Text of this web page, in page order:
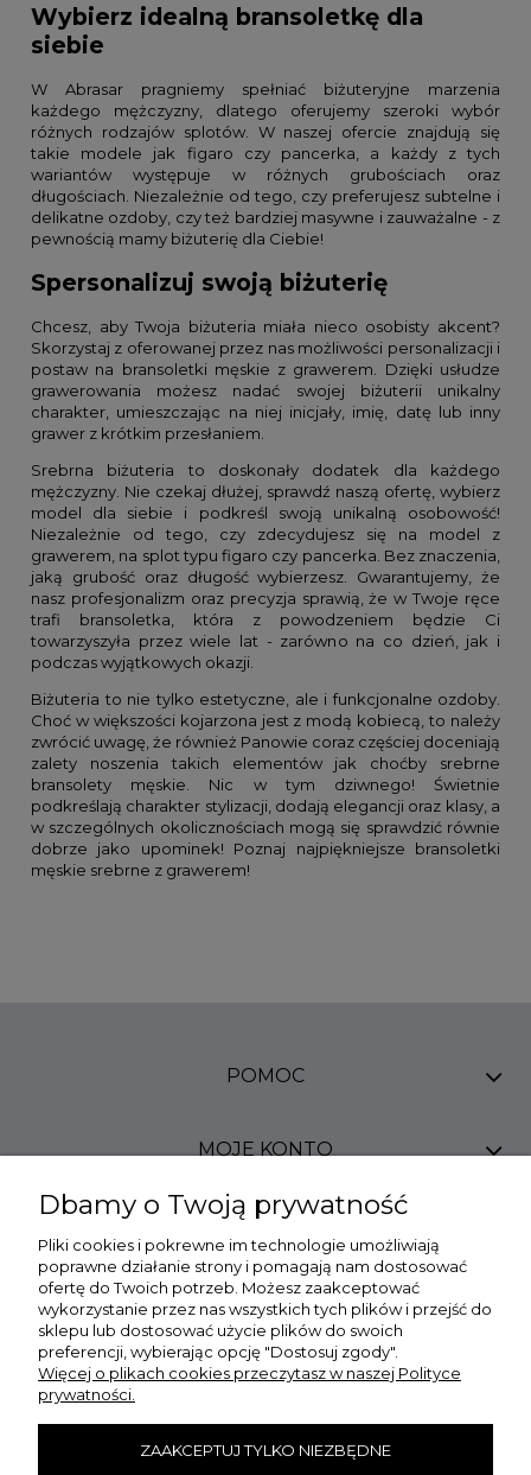
Wybierz idealną bransoletkę dla
siebie
W Abrasar pragniemy spełniać biżuteryjne marzenia
każdego mężczyzny, dlatego oferujemy szeroki wybór
różnych rodzajów splotów. W naszej ofercie znajdują się
takie modele jak figaro czy pancerka, a każdy z tych
wariantów występuje w różnych grubościach oraz
długościach. Niezależnie od tego, czy preferujesz subtelne i
delikatne ozdoby, czy też bardziej masywne i zauważalne - z
pewnością mamy biżuterię dla Ciebie!
Spersonalizuj swoją biżuterię
Chcesz, aby Twoja biżuteria miała nieco osobisty akcent?
Skorzystaj z oferowanej przez nas możliwości personalizacji i
postaw na bransoletki męskie z grawerem. Dzięki usłudze
grawerowania możesz nadać swojej biżuterii unikalny
charakter, umieszczając na niej inicjały, imię, datę lub inny
grawer z krótkim przesłaniem.
Srebrna biżuteria to doskonały dodatek dla każdego
mężczyzny. Nie czekaj dłużej, sprawdź naszą ofertę, wybierz
model dla siebie i podkreśl swoją unikalną osobowość!
Niezależnie od tego, czy zdecydujesz się na model z
grawerem, na splot typu figaro czy pancerka. Bez znaczenia,
jaką grubość oraz długość wybierzesz. Gwarantujemy, że
nasz profesjonalizm oraz precyzja sprawią, że w Twoje ręce
trafi bransoletka, która z powodzeniem będzie Ci
towarzyszyła przez wiele lat - zarówno na co dzień, jak i
podczas wyjątkowych okazji.
Biżuteria to nie tylko estetyczne, ale i funkcjonalne ozdoby.
Choć w większości kojarzona jest z modą kobiecą, to należy
zwrócić uwagę, że również Panowie coraz częściej doceniają
zalety noszenia takich elementów jak choćby srebrne
bransolety męskie. Nic w tym dziwnego! Świetnie
podkreślają charakter stylizacji, dodają elegancji oraz klasy, a
w szczególnych okolicznościach mogą się sprawdzić równie
dobrze jako upominek! Poznaj najpiękniejsze bransoletki
męskie srebrne z grawerem!
POMOC
MOJE KONTO
PŁATNOŚCI I DOSTAWA
INFORMACJE
O NAS
DANE KONTAKTOWE
Dbamy o Twoją prywatność
Pliki cookies i pokrewne im technologie umożliwiają
poprawne działanie strony i pomagają nam dostosować
ofertę do Twoich potrzeb. Możesz zaakceptować
wykorzystanie przez nas wszystkich tych plików i przejść do
sklepu lub dostosować użycie plików do swoich
preferencji, wybierając opcję "Dostosuj zgody".
Więcej o plikach cookies przeczytasz w naszej Polityce
prywatności.
ZAAKCEPTUJ TYLKO NIEZBĘDNE